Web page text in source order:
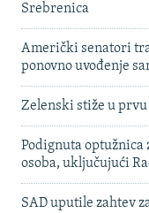
Srebrenica
Američki senatori
ponovno uvođenje
Zelenski stiže u
Podignuta optužnica
osoba, uključujući
SAD uputile zahtev